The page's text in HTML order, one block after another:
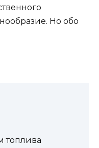
Но обо
топлива